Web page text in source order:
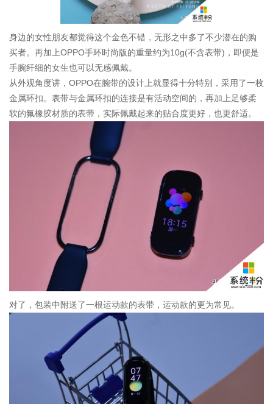
身边的女性朋友都觉得这个金色不错，无形之中多了不少潜在的购
买者。再加上OPPO手环时尚版的重量约为10g(不含表带)，即便是
手腕纤细的女生也可以无感佩戴。
从外观角度讲，OPPO在腕带的设计上就显得十分特别，采用了一枚
金属环扣。表带与金属环扣的连接是有活动空间的，再加上足够柔
软的氟橡胶材质的表带，实际佩戴起来的贴合度更好，也更舒适。
对了，包装中附送了一根运动款的表带，运动款的更为常见。